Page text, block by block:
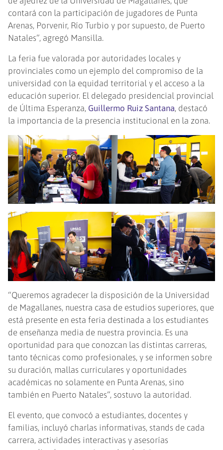
contará con la participación de jugadores de Punta
Arenas, Porvenir, Río Turbio y por supuesto, de Puerto
Natales”, agregó Mansilla.
La feria fue valorada por autoridades locales y
provinciales como un ejemplo del compromiso de la
universidad con la equidad territorial y el acceso a la
educación superior. El delegado presidencial provincial
de Última Esperanza, Guillermo Ruiz Santana, destacó
la importancia de la presencia institucional en la zona.
“Queremos agradecer la disposición de la Universidad
de Magallanes, nuestra casa de estudios superiores, que
está presente en esta feria destinada a los estudiantes
de enseñanza media de nuestra provincia. Es una
oportunidad para que conozcan las distintas carreras,
tanto técnicas como profesionales, y se informen sobre
su duración, mallas curriculares y oportunidades
académicas no solamente en Punta Arenas, sino
también en Puerto Natales”, sostuvo la autoridad.
El evento, que convocó a estudiantes, docentes y
familias, incluyó charlas informativas, stands de cada
carrera, actividades interactivas y asesorías